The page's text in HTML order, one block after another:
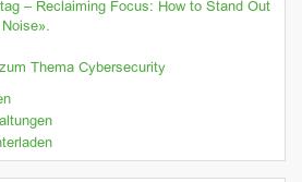
– Reclaiming Focus: How to Stand Out
Thema Cybersecurity